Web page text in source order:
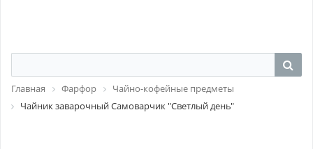
Главная Фарфор
Чайно-кофейные предметы
Чайник заварочный Самоварчик "Светлый день"